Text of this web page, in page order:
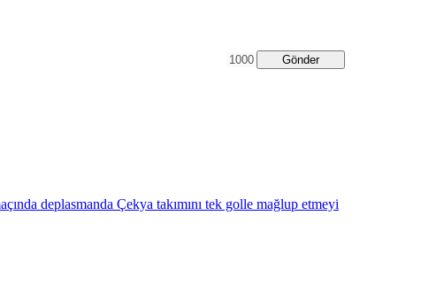
Gönder
deplasmanda Çekya takımını tek golle mağlup etmeyi